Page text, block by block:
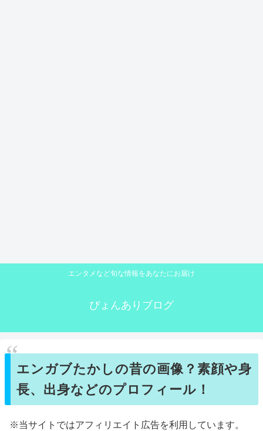
エンタメなど旬な情報をあなたにお届け
ぴょんありブログ
エンガブたかしの昔の画像？素顔や身
長、出身などのプロフィール！
※当サイトではアフィリエイト広告を利用しています。